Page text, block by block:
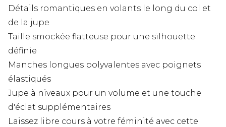
Détails romantiques en volants le long du col et
de la jupe
Taille smockée flatteuse pour une silhouette
définie
Manches longues polyvalentes avec poignets
élastiqués
Jupe à niveaux pour un volume et une touche
d'éclat supplémentaires
Laissez libre cours à votre féminité avec cette